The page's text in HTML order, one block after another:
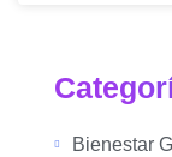
Bienestar